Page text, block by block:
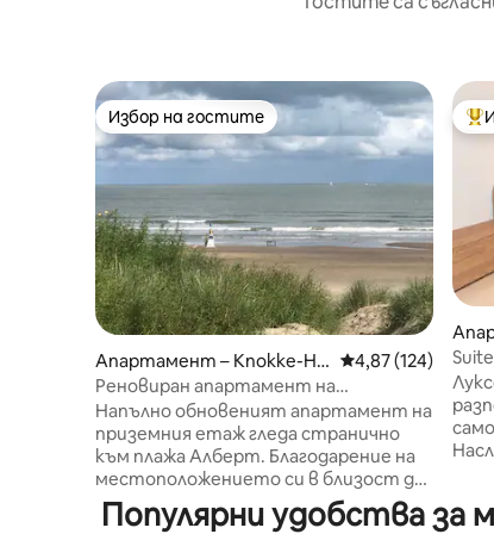
Избор на гостите
Избор на гостите
Апартамент – Knokke-Hei
st
Средна оценка:
4,87 (124)
Реновиран апартамент на
странична улица на Albertstrand
Напълно обновеният апартамент на
приземния етаж гледа странично
към плажа Алберт. Благодарение на
местоположението си в близост до
плажа на приземния етаж и големия
плъзгащ се прозорец, който може да
Популярни удобства за